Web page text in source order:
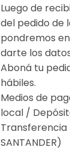
Luego de
del pedido de
pondremos
darte los
Aboná tu
hábiles.
Medios de
local /
Transferencia
SANTANDER)